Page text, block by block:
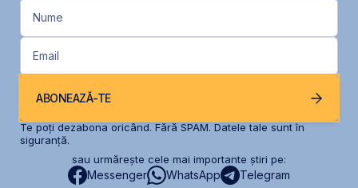
Nume
Email
ABONEAZĂ-TE
Te poți dezabona oricând. Fără SPAM. Datele tale sunt în
siguranță.
sau urmărește cele mai importante știri pe:
Messenger WhatsApp Telegram